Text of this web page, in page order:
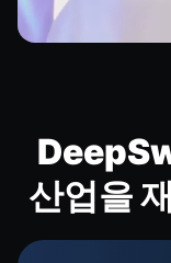
산업을